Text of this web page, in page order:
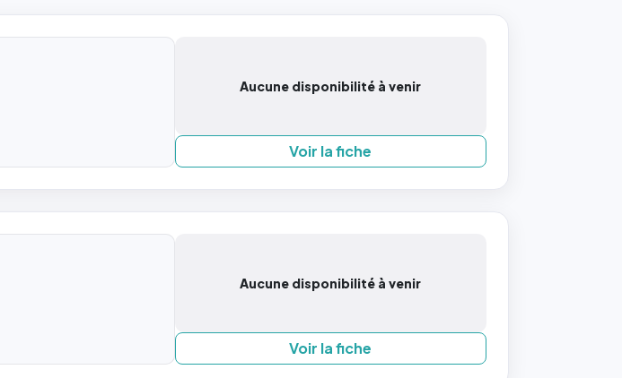
Aucune disponibilité à venir
Voir la fiche
Aucune disponibilité à venir
Voir la fiche